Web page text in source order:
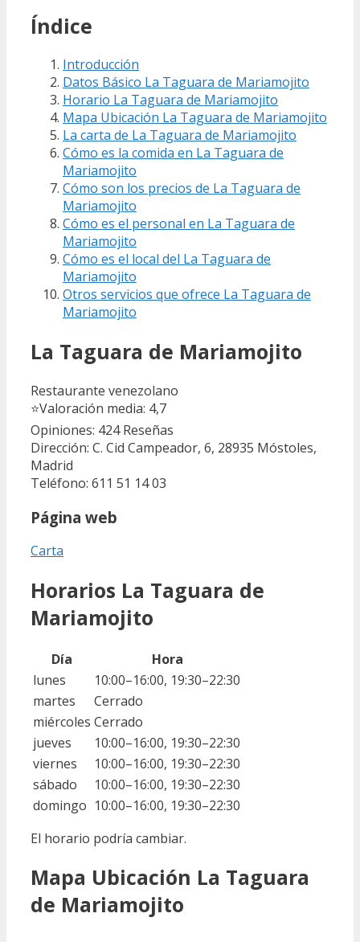
Índice
Introducción
Datos Básico La Taguara de Mariamojito
Horario La Taguara de Mariamojito
Mapa Ubicación La Taguara de Mariamojito
La carta de La Taguara de Mariamojito
Cómo es la comida en La Taguara de
Mariamojito
Cómo son los precios de La Taguara de
Mariamojito
Cómo es el personal en La Taguara de
Mariamojito
Cómo es el local del La Taguara de
Mariamojito
Otros servicios que ofrece La Taguara de
Mariamojito
La Taguara de Mariamojito
Restaurante venezolano
⭐Valoración media: 4,7
Opiniones: 424Reseñas
Dirección: C. Cid Campeador, 6, 28935 Móstoles,
Madrid
Teléfono: 611 51 14 03
Página web
Carta
Horarios La Taguara de
Mariamojito
Día
Hora
lunes
10:00–16:00, 19:30–22:30
martes
Cerrado
miércoles Cerrado
jueves
10:00–16:00, 19:30–22:30
viernes
10:00–16:00, 19:30–22:30
sábado
10:00–16:00, 19:30–22:30
domingo 10:00–16:00, 19:30–22:30
El horario podría cambiar.
Mapa Ubicación La Taguara
de Mariamojito